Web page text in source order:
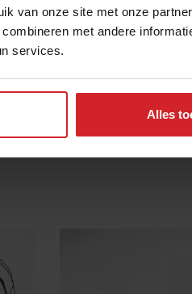
van onze site met onze
met andere
services.
Alles